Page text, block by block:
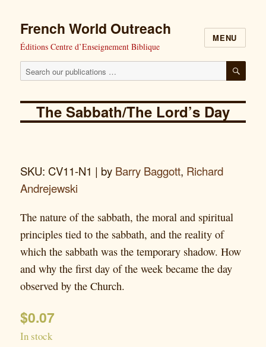
French World Outreach
Éditions Centre d’Enseignement Biblique
MENU
Search
publications
for:The Sabbath/The Lord’s Day
SKU: CV11-N1 | by Barry Baggott, Richard
Andrejewski
The nature of the sabbath, the moral and spiritual
principles tied to the sabbath, and the reality of
which the sabbath was the temporary shadow. How
and why the first day of the week became the day
observed by the Church.
$0.07
In stock